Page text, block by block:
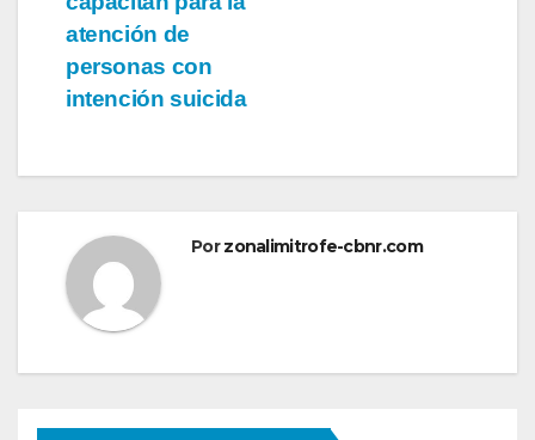
atención de
personas con
intención suicida
Porzonalimitrofe-cbnr.com